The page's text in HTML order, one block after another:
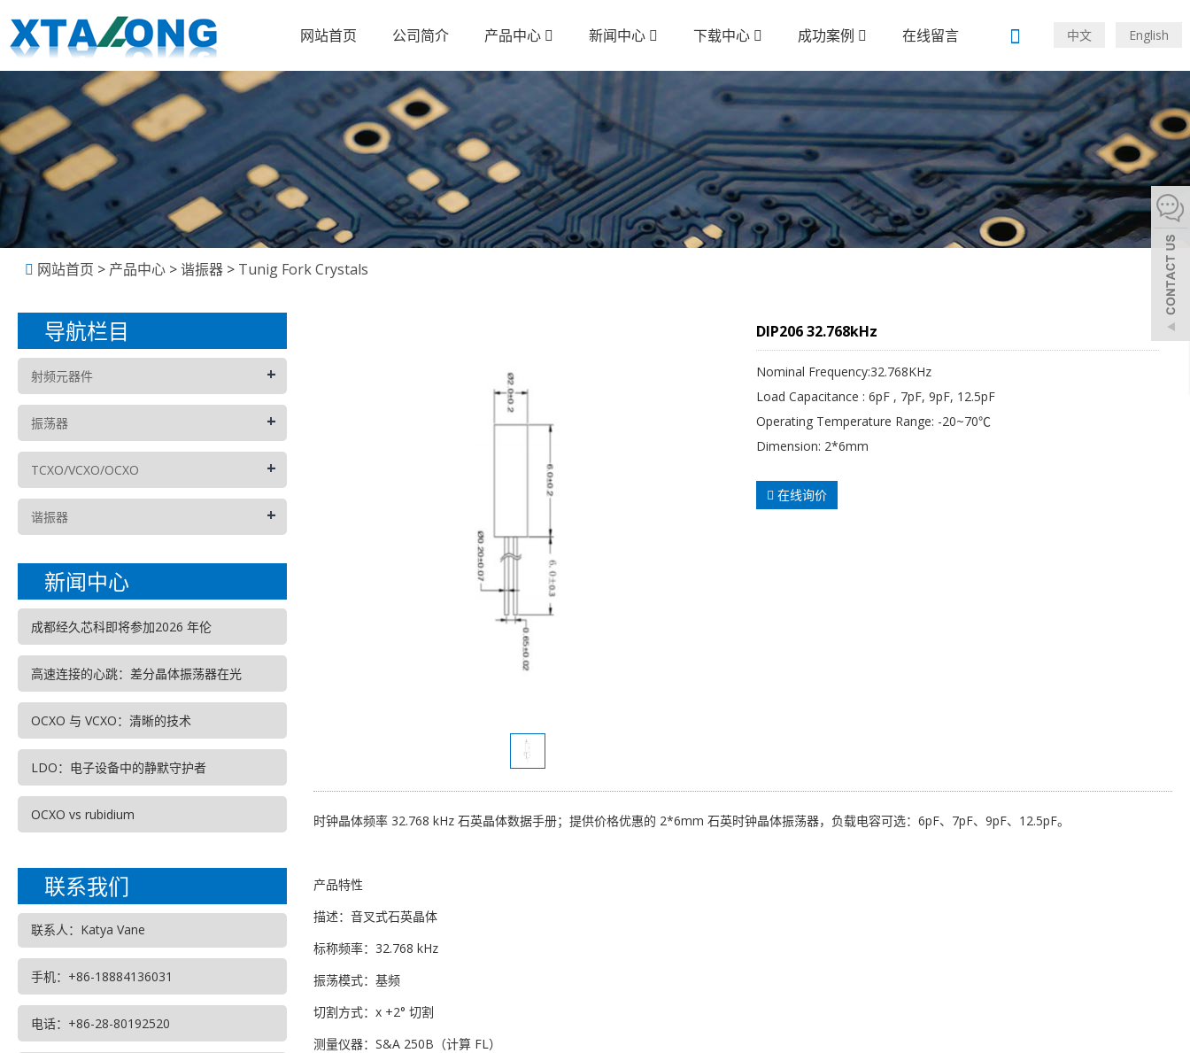
网站首页 公司简介 产品中心 新闻中心 下载中心 成功案例 在线留言 中文 English
网站首页 > 产品中心 >谐振器 > Tunig Fork Crystals
DIP206 32.768kHz
Nominal Frequency:32.768KHz
Load Capacitance : 6pF , 7pF, 9pF, 12.5pF
Operating Temperature Range: -20~70℃
Dimension: 2*6mm
在线询价
时钟晶体频率 32.768 kHz 石英晶体数据手册；提供价格优惠的 2*6mm 石英时钟晶体振荡器，负载电容可选：6pF、7pF、9pF、12.5pF。
产品特性
描述：音叉式石英晶体
标称频率：32.768 kHz
振荡模式：基频
切割方式：x +2° 切割
测量仪器：S&A 250B（计算 FL）
导航栏目
射频元器件 +
振荡器 +
TCXO/VCXO/OCXO +
谐振器 +
新闻中心
成都经久芯科即将参加2026 年伦
高速连接的心跳：差分晶体振荡器在光
OCXO 与 VCXO：清晰的技术
LDO：电子设备中的静默守护者
OCXO vs rubidium
联系我们
联系人：Katya Vane
手机：+86-18884136031
电话：+86-28-80192520